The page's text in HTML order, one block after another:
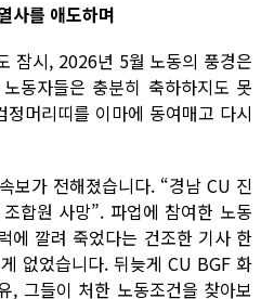
사를 애도하며
잠시, 2026년 5월 노동의 풍경은
동자들은 충분히 축하하지도 못
정머리띠를 이마에 동여매고 다시
보가 전해졌습니다. “경남 CU 진
합원 사망”. 파업에 참여한 노동
에 깔려 죽었다는 건조한 기사 한
없었습니다. 뒤늦게 CU BGF 화
, 그들이 처한 노동조건을 찾아보